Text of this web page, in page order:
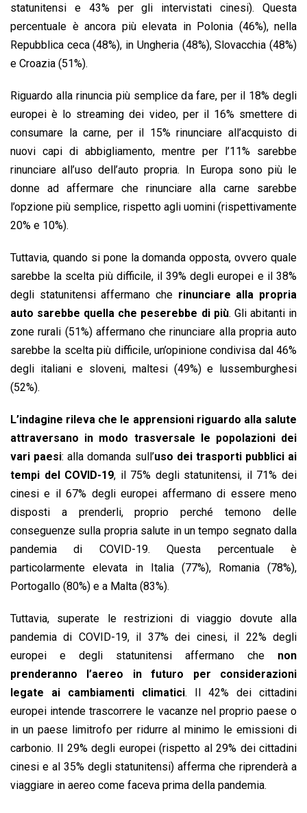
statunitensi e 43% per gli intervistati cinesi). Questa
percentuale è ancora più elevata in Polonia (46%), nella
Repubblica ceca (48%), in Ungheria (48%), Slovacchia (48%)
e Croazia (51%).
Riguardo alla rinuncia più semplice da fare, per il 18% degli
europei è lo streaming dei video, per il 16% smettere di
consumare la carne, per il 15% rinunciare all’acquisto di
nuovi capi di abbigliamento, mentre per l’11% sarebbe
rinunciare all’uso dell’auto propria. In Europa sono più le
donne ad affermare che rinunciare alla carne sarebbe
l’opzione più semplice, rispetto agli uomini (rispettivamente
20% e 10%).
Tuttavia, quando si pone la domanda opposta, ovvero quale
sarebbe la scelta più difficile, il 39% degli europei e il 38%
degli statunitensi affermano che rinunciare alla propria
auto sarebbe quella che peserebbe di più. Gli abitanti in
zone rurali (51%) affermano che rinunciare alla propria auto
sarebbe la scelta più difficile, un’opinione condivisa dal 46%
degli italiani e sloveni, maltesi (49%) e lussemburghesi
(52%).
L’indagine rileva che le apprensioni riguardo alla salute
attraversano in modo trasversale le popolazioni dei
vari paesi: alla domanda sull’uso dei trasporti pubblici ai
tempi del COVID-19, il 75% degli statunitensi, il 71% dei
cinesi e il 67% degli europei affermano di essere meno
disposti a prenderli, proprio perché temono delle
conseguenze sulla propria salute in un tempo segnato dalla
pandemia di COVID-19. Questa percentuale è
particolarmente elevata in Italia (77%), Romania (78%),
Portogallo (80%) e a Malta (83%).
Tuttavia, superate le restrizioni di viaggio dovute alla
pandemia di COVID-19, il 37% dei cinesi, il 22% degli
europei e degli statunitensi affermano che non
prenderanno l’aereo in futuro per considerazioni
legate ai cambiamenti climatici. Il 42% dei cittadini
europei intende trascorrere le vacanze nel proprio paese o
in un paese limitrofo per ridurre al minimo le emissioni di
carbonio. Il 29% degli europei (rispetto al 29% dei cittadini
cinesi e al 35% degli statunitensi) afferma che riprenderà a
viaggiare in aereo come faceva prima della pandemia.